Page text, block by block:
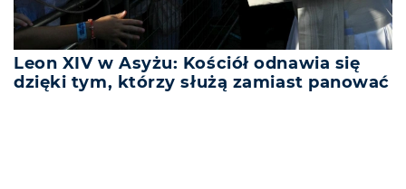
Leon XIV w Asyżu: Kościół odnawia się
dzięki tym, którzy służą zamiast panować